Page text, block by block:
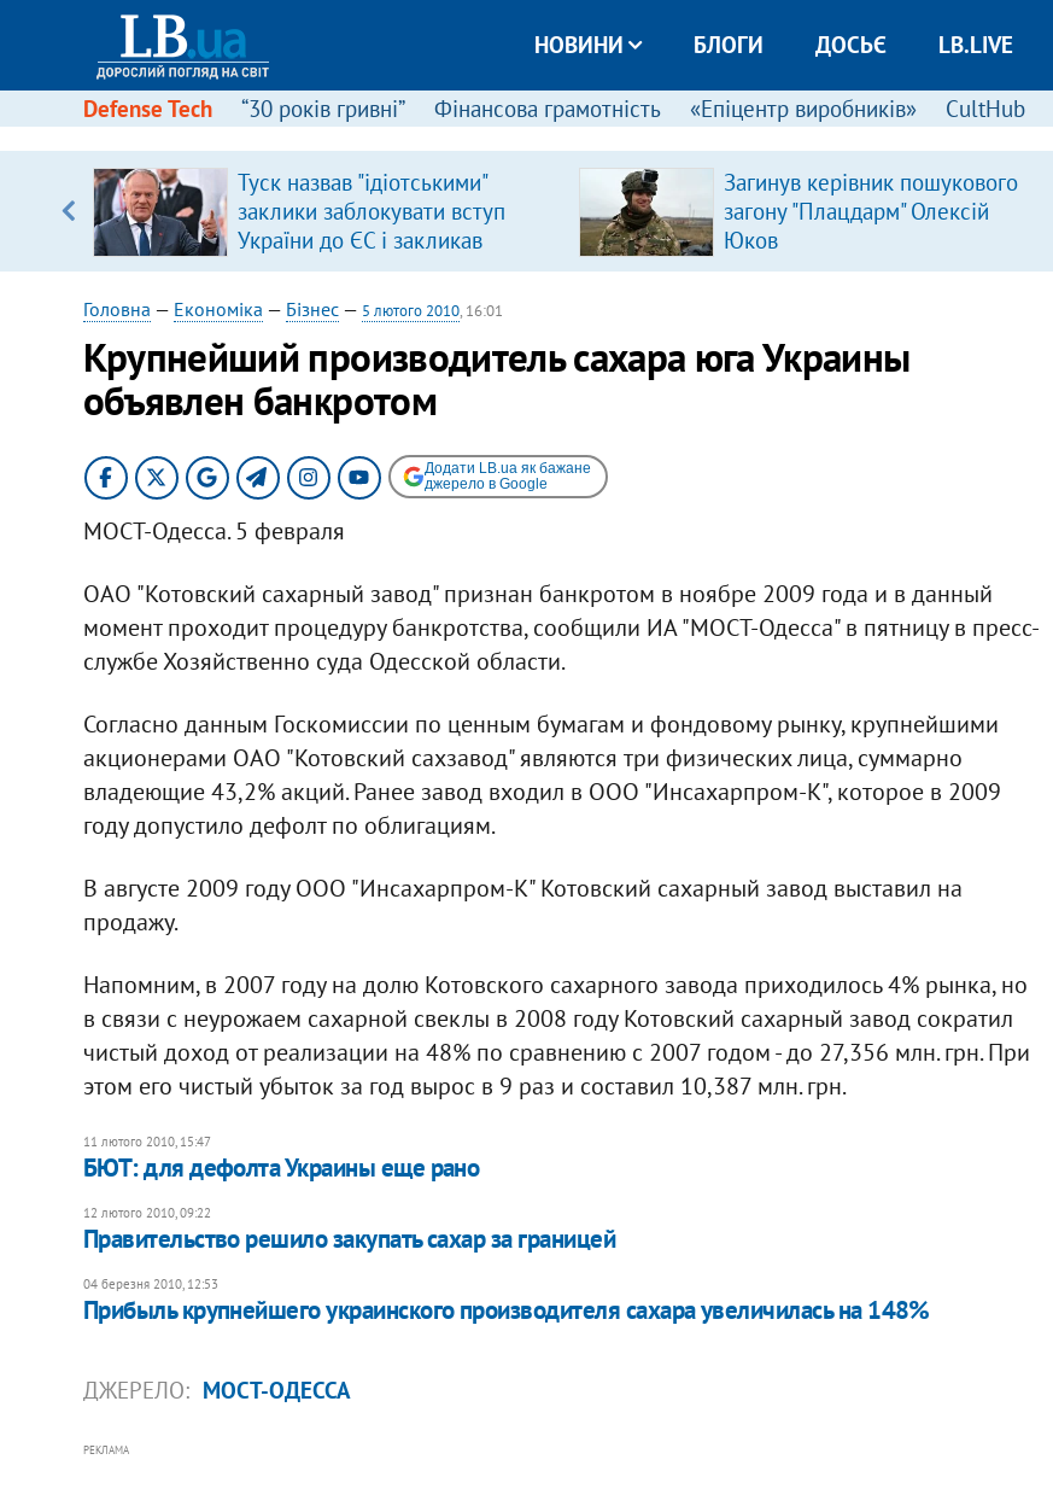
НОВИНИ БЛОГИ ДОСЬЄ LB.LIVE
Defense Tech “30 років гривні” Фінансова грамотність «Епіцентр виробників» CultHub
Туск назвав "ідіотськими"
заклики заблокувати вступ
України до ЄС і закликав
припинити антиукраїнську
риторику
Загинув керівник пошукового
загону "Плацдарм" Олексій
Юков
Головна — Економіка — Бізнес— 5 лютого 2010, 16:01
Крупнейший производитель сахара юга Украины
объявлен банкротом
Додати LB.ua як бажане
джерело в Google
МОСТ-Одесса. 5 февраля
ОАО "Котовский сахарный завод" признан банкротом в ноябре 2009 года и в данный
момент проходит процедуру банкротства, сообщили ИА "МОСТ-Одесса" в пятницу в пресс-
службе Хозяйственно суда Одесской области.
Согласно данным Госкомиссии по ценным бумагам и фондовому рынку, крупнейшими
акционерами ОАО "Котовский сахзавод" являются три физических лица, суммарно
владеющие 43,2% акций. Ранее завод входил в ООО "Инсахарпром-К", которое в 2009
году допустило дефолт по облигациям.
В августе 2009 году ООО "Инсахарпром-К" Котовский сахарный завод выставил на
продажу.
Напомним, в 2007 году на долю Котовского сахарного завода приходилось 4% рынка, но
в связи с неурожаем сахарной свеклы в 2008 году Котовский сахарный завод сократил
чистый доход от реализации на 48% по сравнению с 2007 годом - до 27,356 млн. грн. При
этом его чистый убыток за год вырос в 9 раз и составил 10,387 млн. грн.
11 лютого 2010, 15:47
БЮТ: для дефолта Украины еще рано
12 лютого 2010, 09:22
Правительство решило закупать сахар за границей
04 березня 2010, 12:53
Прибыль крупнейшего украинского производителя сахара увеличилась на 148%
ДЖЕРЕЛО: МОСТ-ОДЕССА
РЕКЛАМА